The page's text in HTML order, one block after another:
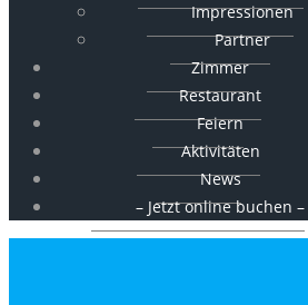
Impressionen
Partner
Zimmer
Restaurant
Feiern
Aktivitäten
News
– Jetzt online buchen –